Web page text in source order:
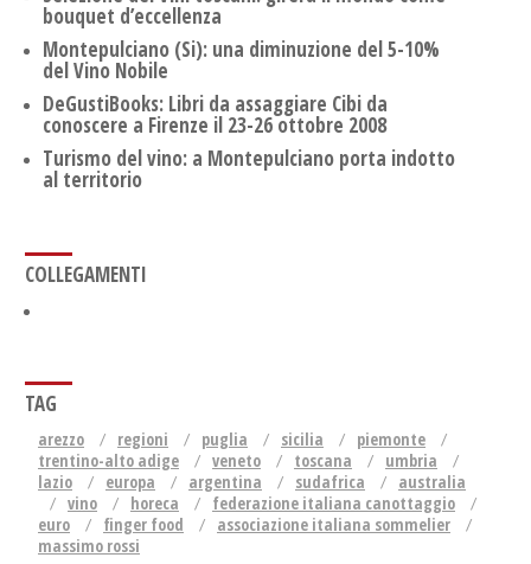
bouquet d’eccellenza
Montepulciano (Si): una diminuzione del 5-10%
del Vino Nobile
DeGustiBooks: Libri da assaggiare Cibi da
conoscere a Firenze il 23-26 ottobre 2008
Turismo del vino: a Montepulciano porta indotto
al territorio
COLLEGAMENTI
TAG
arezzo regioni puglia sicilia
piemonte
trentino-alto adige
veneto toscana
umbria
lazio
europa argentina sudafrica
australia
vino
horeca
federazione italiana canottaggio
euro
finger food
associazione italiana sommelier
massimo rossi